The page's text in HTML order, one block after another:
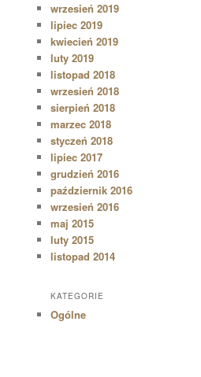
wrzesień 2019
lipiec 2019
kwiecień 2019
luty 2019
listopad 2018
wrzesień 2018
sierpień 2018
marzec 2018
styczeń 2018
lipiec 2017
grudzień 2016
październik 2016
wrzesień 2016
maj 2015
luty 2015
listopad 2014
KATEGORIE
Ogólne